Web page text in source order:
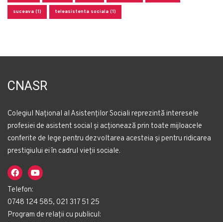
suceava (1) teleasistenta sociala (1)
CNASR
Colegiul Național al Asistenților Sociali reprezintă interesele
profesiei de asistent social și acționează prin toate mijloacele
conferite de lege pentru dezvoltarea acesteia și pentru ridicarea
prestigiului ei în cadrul vieții sociale.
Telefon:
0748 124 585, 021 317 51 25
Program de relații cu publicul: